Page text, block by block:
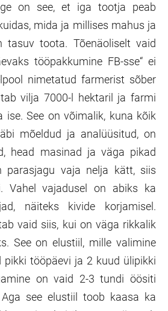
on see, et iga tootja peab
mida ja millises mahus ja
tasuv toota. Tõenäoliselt vaid
tööpakkumine FB-sse“ ei
nimetatud farmerist sõber
vilja 7000-l hektaril ja farmi
ise. See on võimalik, kuna kõik
mõeldud ja analüüsitud, on
head masinad ja väga pikad
parasjagu vaja nelja kätt, siis
Vahel vajadusel on abiks ka
näiteks kivide korjamisel.
vaid siis, kui on väga rikkalik
See on elustiil, mille valimine
tööpäevi ja 2 kuud ülipikki
on vaid 2-3 tundi öösiti
see elustiil toob kaasa ka